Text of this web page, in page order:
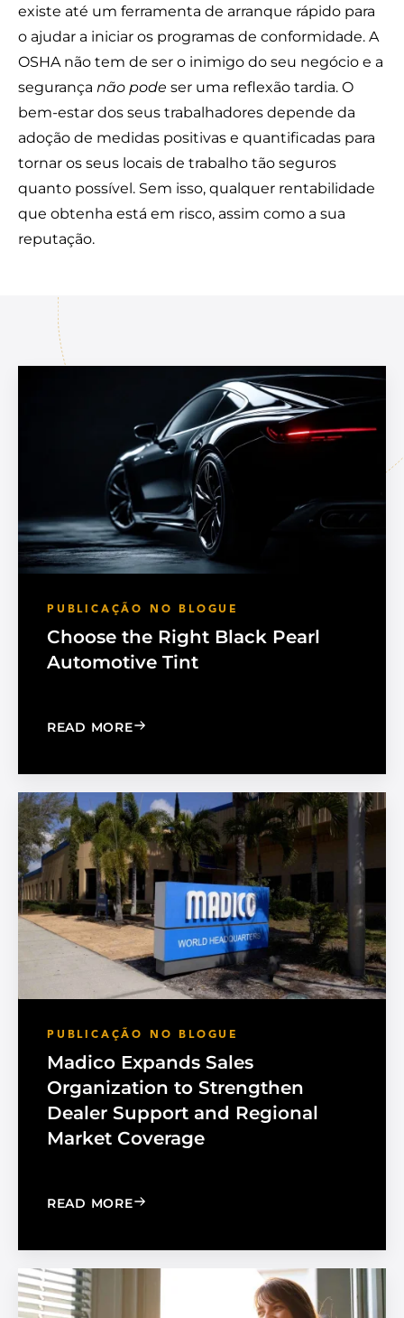
existe até um ferramenta de arranque rápido para
o ajudar a iniciar os programas de conformidade. A
OSHA não tem de ser o inimigo do seu negócio e a
segurança não pode ser uma reflexão tardia. O
bem-estar dos seus trabalhadores depende da
adoção de medidas positivas e quantificadas para
tornar os seus locais de trabalho tão seguros
quanto possível. Sem isso, qualquer rentabilidade
que obtenha está em risco, assim como a sua
reputação.
PUBLICAÇÃO NO BLOGUE
Choose the Right Black Pearl
Automotive Tint
READ MORE: CHOOSE THE RIGHT BLACK PEARL
PUBLICAÇÃO NO BLOGUE
Madico Expands Sales
Organization to Strengthen
Dealer Support and Regional
Market Coverage
READ MORE: MADICO EXPANDS SALES